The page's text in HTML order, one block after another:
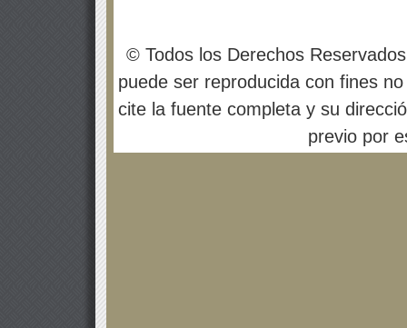
© Todos los Derechos
puede ser reproducida con fines
cite la fuente completa y su
previo por